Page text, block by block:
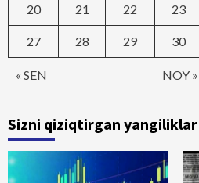
« SEN NOY »
20 21 22 23
27 28 29 30
Sizni qiziqtirgan yangiliklar